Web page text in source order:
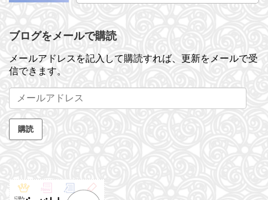
ブログをメールで購読
メールアドレスを記入して購読すれば、更新をメールで受
信できます。
メ
ー
ル
ド
購読